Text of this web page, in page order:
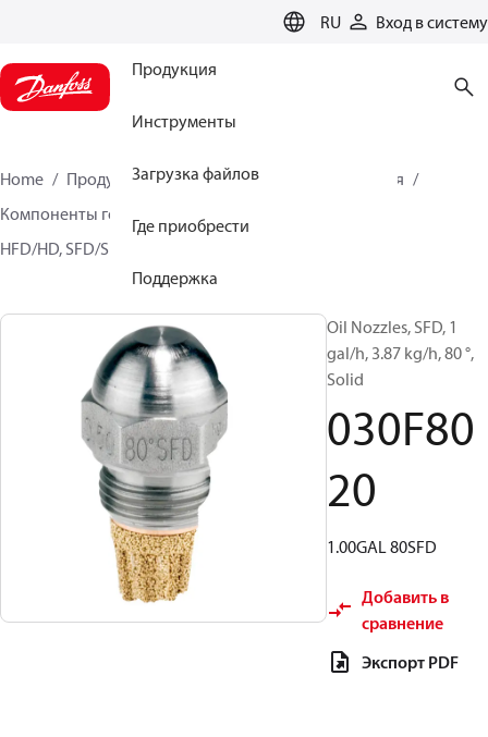
RU Вход в систему
Продукция
Инструменты
Загрузка файлов
Где приобрести
Поддержка
Home Продукция
Решения для теплоснабжения
Компоненты горелок
Топливные форсунки
HFD/HD, SFD/SD
Oil Nozzles, SFD, 1
gal/h, 3.87 kg/h, 80 °,
Solid
030F80
20
1.00GAL 80SFD
Добавить в
сравнение
Экспорт PDF